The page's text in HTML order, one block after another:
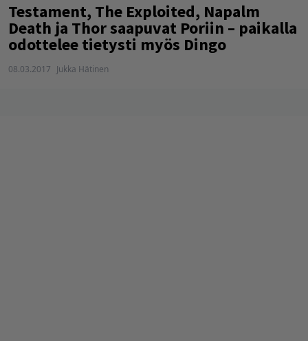
Testament, The Exploited, Napalm
Death ja Thor saapuvat Poriin – paikalla
odottelee tietysti myös Dingo
08.03.2017 Jukka Hätinen